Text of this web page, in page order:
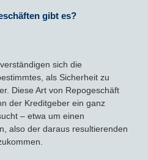
gibt es?
sich die
als Sicherheit zu
Diese Art von Repogeschäft
der Kreditgeber ein ganz
– etwa um einen
also der daraus resultierenden